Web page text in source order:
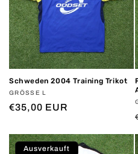
Schweden 2004 Training Trikot
Anbieter:
GRÖSSE L
Normaler
€35,00 EUR
Ausverkauft